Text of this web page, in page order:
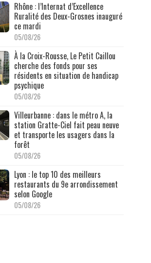
Rhône : l’Internat d’Excellence
Ruralité des Deux-Grosnes inauguré
ce mardi
05/08/26
À la Croix-Rousse, Le Petit Caillou
cherche des fonds pour ses
résidents en situation de handicap
psychique
05/08/26
Villeurbanne : dans le métro A, la
station Gratte-Ciel fait peau neuve
et transporte les usagers dans la
forêt
05/08/26
Lyon : le top 10 des meilleurs
restaurants du 9e arrondissement
selon Google
05/08/26